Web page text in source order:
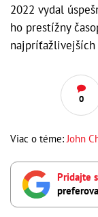
2022 vydal
ho prestížny
najpríťažlivejších
0
Viac o téme: John
Pridajte